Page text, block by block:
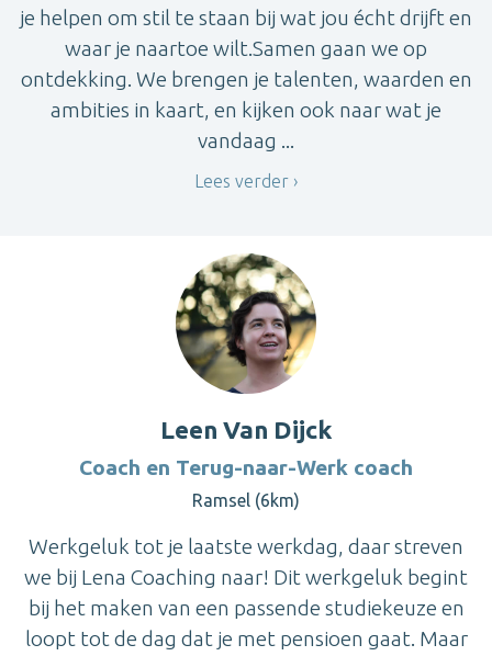
je helpen om stil te staan bij wat jou écht drijft en
waar je naartoe wilt.Samen gaan we op
ontdekking. We brengen je talenten, waarden en
ambities in kaart, en kijken ook naar wat je
vandaag ...
Lees verder
Leen Van Dijck
Coach en Terug-naar-Werk coach
Ramsel (6km)
Werkgeluk tot je laatste werkdag, daar streven
we bij Lena Coaching naar! Dit werkgeluk begint
bij het maken van een passende studiekeuze en
loopt tot de dag dat je met pensioen gaat. Maar